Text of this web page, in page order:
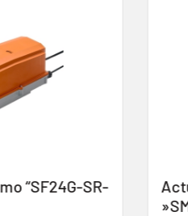
Actuator-Belimo
»SM230ASR-TP«